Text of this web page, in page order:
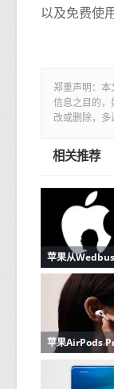
以及免费使
郑重声明：本
信息之目的，
改或删除，多
相关推荐